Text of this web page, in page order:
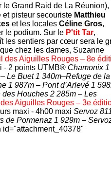
le Grand Raid de La Réunion),
et pisteur secouriste Matthieu
et les locales Céline Gros,
le podium. Sur le P'tit Tar,
les sentiers par cœur sera le
chez les dames, Suzanne
des Aiguilles Rouges – 8e
- 2 points UTMB® Chamonix 1
Le Buet 1 340m–Refuge de la
1 987m – Pont d’Arlevé 1
Houches 2 285m – Les
des Aiguilles Rouges – 3e
maxi - 4h00 maxi Servoz
de Pormenaz 1 929m –
id="attachment_40378"